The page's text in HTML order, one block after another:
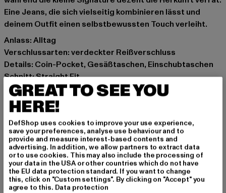
Eine Jeans, die sich vielseitig kombinieren lässt und
deinem Outfit einen selbstbewussten Touch verleiht.
Anlass: Alltag
Verschlussarten: verdeckter Reißverschluss
Details: Coin-Pocket, Gesäßtaschen, Einschubtaschen
Schnitt: Straight Fit
Marke: Karl Kani
Kat.: Straight Fit Jeans
Farbe: blau
Hersteller Farbe: bleached blue
Materialzusammensetzung: 100% Baumwolle
Art.Nr: 6100519-00831
Hersteller: Urban Styles Agency GmbH & Co. KG |
agentur@urbanstylesagency.com
GREAT TO SEE YOU
HERE!
DefShop uses cookies to improve your use experience,
save your preferences, analyse use behaviour and to
provide and measure interest-based contents and
advertising. In addition, we allow partners to extract data
or to use cookies. This may also include the processing of
your data in the USA or other countries which do not have
the EU data protection standard. If you want to change
this, click on "Custom settings". By clicking on "Accept" you
agree to this. Data protection